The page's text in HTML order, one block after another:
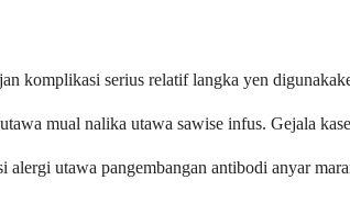
komplikasi serius relatif langka yen
mual nalika utawa sawise infus. Gejala
utawa pangembangan antibodi anyar